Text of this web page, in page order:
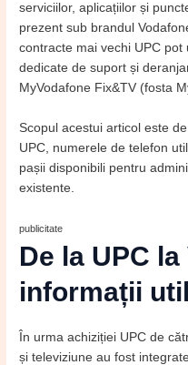
serviciilor, aplicațiilor și
prezent sub brandul
contracte mai vechi UPC
dedicate de suport și
MyVodafone Fix&TV (fosta
Scopul acestui articol este
UPC, numerele de telefon
pașii disponibili pentru
existente.
publicitate
De la UPC
informații
În urma achiziției UPC de
și televiziune au fost